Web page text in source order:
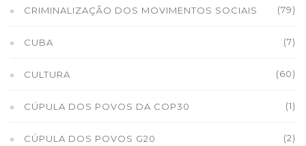
CRIMINALIZAÇÃO DOS MOVIMENTOS SOCIAIS (79)
CUBA (7)
CULTURA (60)
CÚPULA DOS POVOS DA COP30 (1)
CÚPULA DOS POVOS G20 (2)